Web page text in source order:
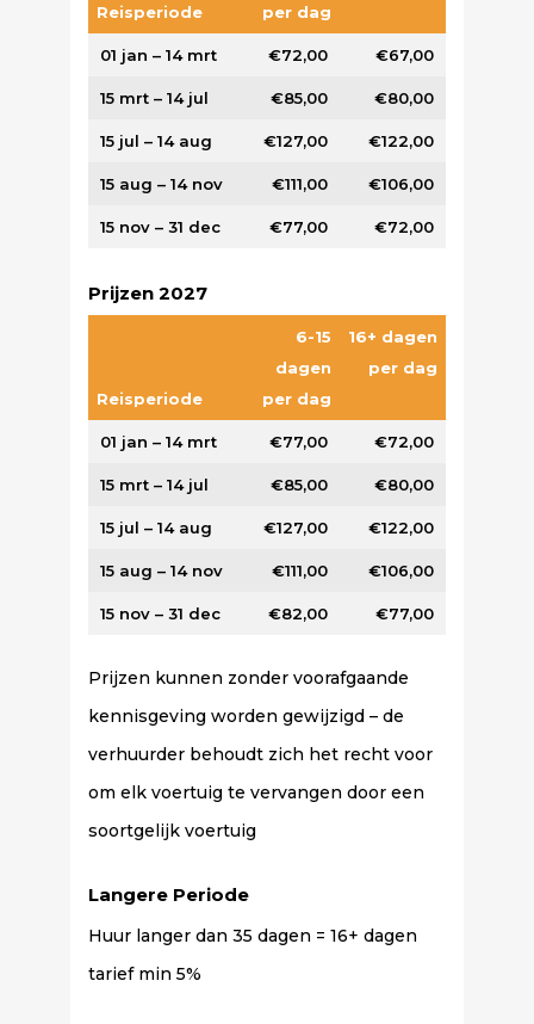
Reisperiode
per dag
01 jan – 14 mrt €72,00 €67,00
15 mrt – 14 jul €85,00 €80,00
15 jul – 14 aug €127,00 €122,00
15 aug – 14 nov €111,00 €106,00
15 nov – 31 dec €77,00 €72,00
Prijzen 2027
Reisperiode
6-15
dagen
per dag
16+ dagen
per dag
01 jan – 14 mrt €77,00 €72,00
15 mrt – 14 jul €85,00 €80,00
15 jul – 14 aug €127,00 €122,00
15 aug – 14 nov €111,00 €106,00
15 nov – 31 dec €82,00 €77,00
Prijzen kunnen zonder voorafgaande
kennisgeving worden gewijzigd – de
verhuurder behoudt zich het recht voor
om elk voertuig te vervangen door een
soortgelijk voertuig
Langere Periode
Huur langer dan 35 dagen = 16+ dagen
tarief min 5%